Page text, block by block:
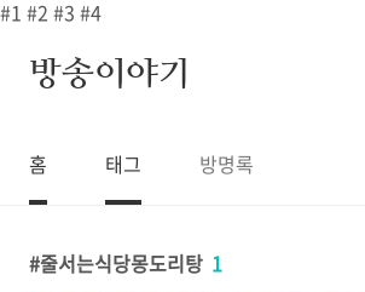
#1 #2 #3 #4
본문 바로가기
방송이야기
홈 태그 방명록
줄서는식당몽도리탕 1